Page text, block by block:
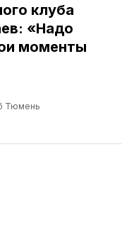
клуба
«Надо
моменты
Тюмень